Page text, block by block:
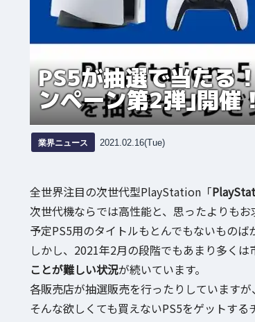
PS5が抽選で当たる
ンペーン第2弾｣開催
業界ニュース 2021.02.16(Tue)
全世界注目の次世代型PlayStation「
次世代機ならでは高性能と、思ったよりも
予定PS5用のタイトルもとんでもないものば
しかし、2021年2月の段階でもあまり多く
ことが難しい状況が続いています。
各販売店が抽選販売を行ったりしています
そんな欲しくても買えないPS5をゲットす